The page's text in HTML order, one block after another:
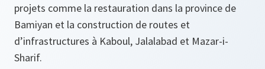
projets comme la restauration dans la province de
Bamiyan et la construction de routes et
d’infrastructures à Kaboul, Jalalabad et Mazar-i-
Sharif.